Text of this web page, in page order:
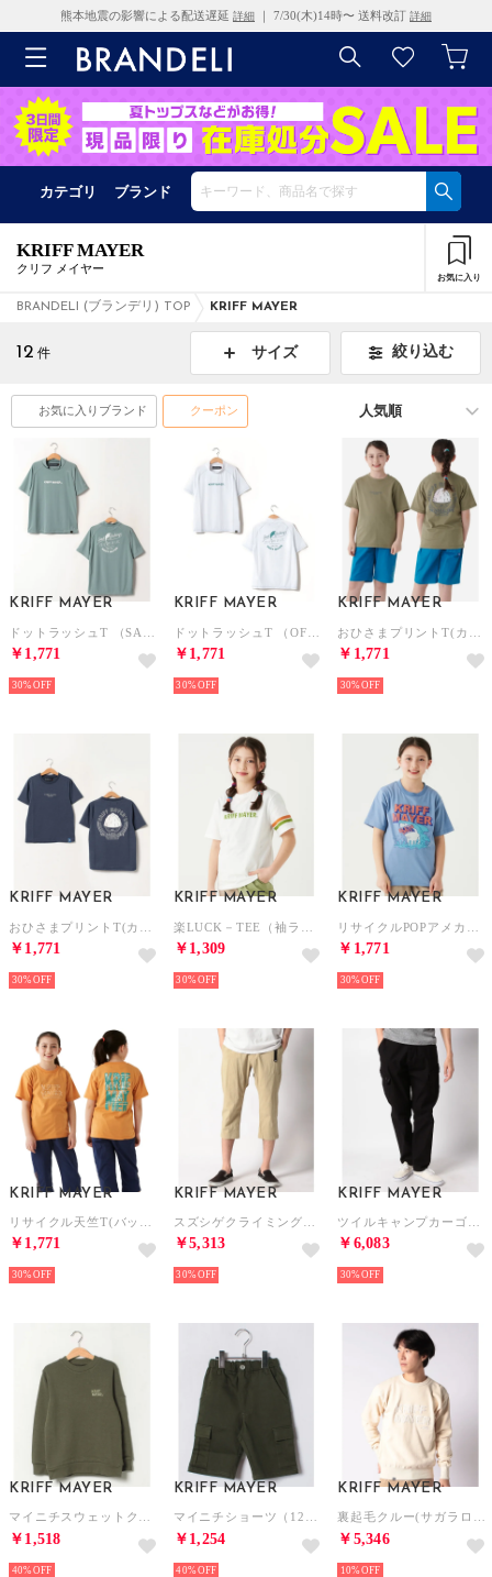
熊本地震の影響による配送遅延 詳細 ｜ 7/30(木)14時〜 送料改訂 詳細
カテゴリ ブランド
KRIFF MAYER
クリフ メイヤー
お気に入り
BRANDELI (ブランデリ) TOP KRIFF MAYER
12 件 サイズ 絞り込む
お気に入りブランド クーポン
KRIFF MAYER
￥1,771
30%
KRIFF MAYER
￥1,771
30%
KRIFF MAYER
￥1,771
30%
KRIFF MAYER
￥1,771
30%
KRIFF MAYER
￥1,309
30%
KRIFF MAYER
￥1,771
30%
KRIFF MAYER
￥1,771
30%
KRIFF MAYER
￥5,313
30%
KRIFF MAYER
￥6,083
30%
KRIFF MAYER
マイニチスウェットクルー（120cm～170cm） （KHAKI）
￥1,518
40%
KRIFF MAYER
マイニチショーツ（120～160cm） （カーキ）
￥1,254
40%
KRIFF MAYER
裏起毛クルー(サガラロゴ) （NATURAL）
￥5,346
10%